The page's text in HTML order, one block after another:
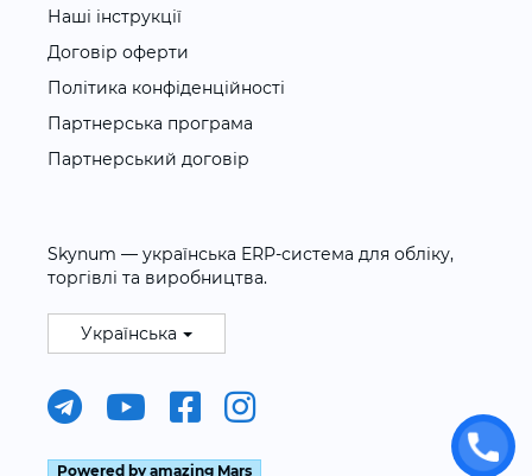
Наші інструкції
Договір оферти
Політика конфіденційності
Партнерська програма
Партнерський договір
Skynum — українська ERP-система для обліку,
торгівлі та виробництва.
Українська
Powered by amazing Mars